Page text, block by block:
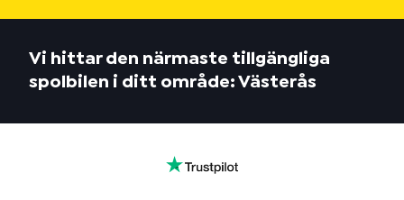
Vi hittar den närmaste tillgängliga
spolbilen i ditt område: Västerås